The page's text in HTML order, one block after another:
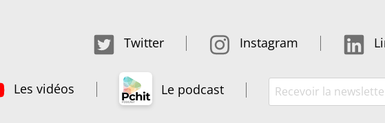
Twitter Instagram
Les vidéos Le podcast